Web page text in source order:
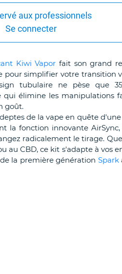
aux professionnels
Se connecter
Kiwi Vapor fait son grand
simplifier votre transition
tubulaire ne pèse que
élimine les manipulations
goût.
de la vape en quête
la fonction innovante
radicalement le tirage.
au CBD, ce kit s'adapte à vos
la première génération Spark